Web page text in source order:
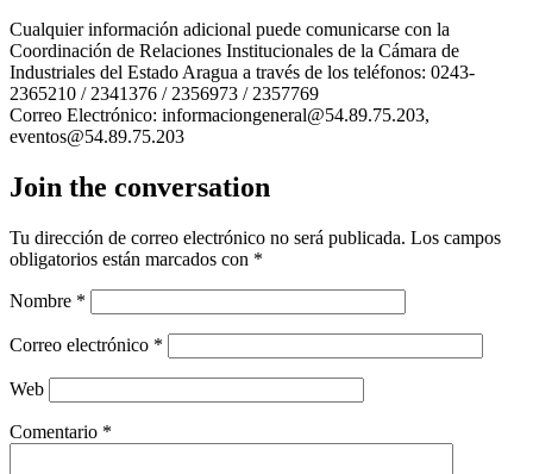
Cualquier información adicional puede comunicarse con la
Coordinación de Relaciones Institucionales de la Cámara de
Industriales del Estado Aragua a través de los teléfonos: 0243-
2365210 / 2341376 / 2356973 / 2357769
Correo Electrónico: informaciongeneral@54.89.75.203,
eventos@54.89.75.203
Join the conversation
Tu dirección de correo electrónico no será publicada. Los campos
obligatorios están marcados con *
Nombre *
Correo electrónico *
Web
Comentario *